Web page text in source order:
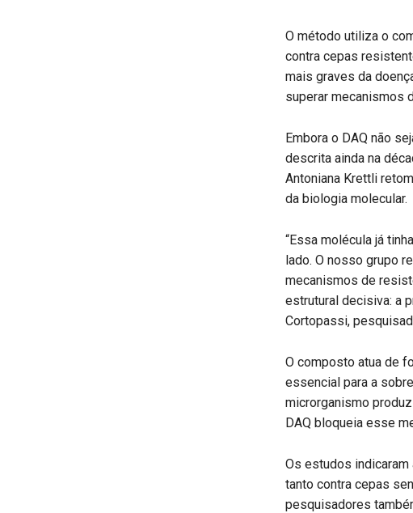
O método utiliza o
contra cepas
mais graves da
superar mecanismos
Embora o DAQ não
descrita ainda na
Antoniana Krettli
da biologia molecular.
“Essa molécula já
lado. O nosso grupo
mecanismos de
estrutural decisiva: a
Cortopassi,
O composto atua de
essencial para a
microrganismo
DAQ bloqueia esse
Os estudos
tanto contra cepas
pesquisadores